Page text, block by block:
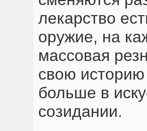
лекарство
оружие, на
массовая
свою
больше в
созидании.